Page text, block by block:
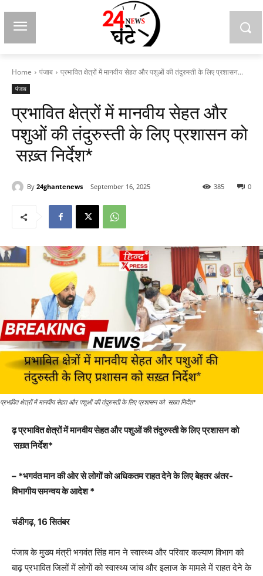
Home पंजाब प्रभावित क्षेत्रों में मानवीय सेहत और पशुओं की तंदुरुस्ती के लिए प्रशासन...
पंजाब
प्रभावित क्षेत्रों में मानवीय सेहत और
पशुओं की तंदुरुस्ती के लिए प्रशासन को
सख़्त निर्देश*
By 24ghantenews September 16, 2025 0
385
प्रभावित क्षेत्रों में मानवीय सेहत और पशुओं की तंदुरुस्ती के लिए प्रशासन को सख़्त निर्देश*
ढ़ प्रभावित क्षेत्रों में मानवीय सेहत और पशुओं की तंदुरुस्ती के लिए प्रशासन को
सख़्त निर्देश*
– *भगवंत मान की ओर से लोगों को अधिकतम राहत देने के लिए बेहतर अंतर-
विभागीय समन्वय के आदेश *
चंडीगढ़, 16 सितंबर
पंजाब के मुख्य मंत्री भगवंत सिंह मान ने स्वास्थ्य और परिवार कल्याण विभाग को
बाढ़ प्रभावित जिलों में लोगों को स्वास्थ्य जांच और इलाज के मामले में राहत देने के